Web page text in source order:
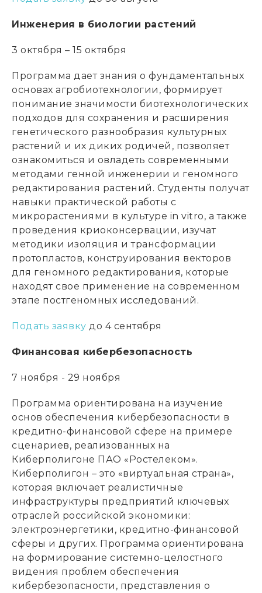
Инженерия в биологии растений
3 октября – 15 октября
Программа дает знания о фундаментальных
основах агробиотехнологии, формирует
понимание значимости биотехнологических
подходов для сохранения и расширения
генетического разнообразия культурных
растений и их диких родичей, позволяет
ознакомиться и овладеть современными
методами генной инженерии и геномного
редактирования растений. Студенты получат
навыки практической работы с
микрорастениями в культуре in vitro, а также
проведения криоконсервации, изучат
методики изоляция и трансформации
протопластов, конструирования векторов
для геномного редактирования, которые
находят свое применение на современном
этапе постгеномных исследований.
Подать заявку до 4 сентября
Финансовая кибербезопасность
7 ноября - 29 ноября
Программа ориентирована на изучение
основ обеспечения кибербезопасности в
кредитно-финансовой сфере на примере
сценариев, реализованных на
Киберполигоне ПАО «Ростелеком».
Киберполигон – это «виртуальная страна»,
которая включает реалистичные
инфраструктуры предприятий ключевых
отраслей российской экономики:
электроэнергетики, кредитно-финансовой
сферы и других. Программа ориентирована
на формирование системно-целостного
видения проблем обеспечения
кибербезопасности, представления о